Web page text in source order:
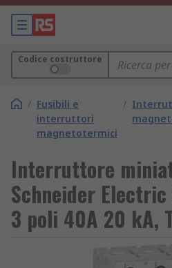
Codice costruttore
/ Fusibili e
interruttori
magnetotermici
/
Interruttore
Schneider
3 poli 40A 20 kA,